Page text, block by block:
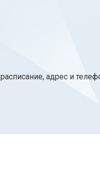
адрес и